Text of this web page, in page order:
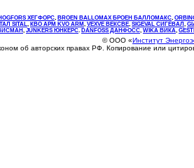
ХЕГФОРС, BROEN BALLOMAX БРОЕН БАЛЛОМАКС,
SITAL, КВО АРМ KVO ARM, VEXVE ВЕКСВЕ, SIGEVAL СИГЕВАЛ ,
, JUNKERS ЮНКЕРС. DANFOSS ДАНФОСС, WIKA ВИКА,
© ООО «Институт
об авторских правах РФ. Копирование или